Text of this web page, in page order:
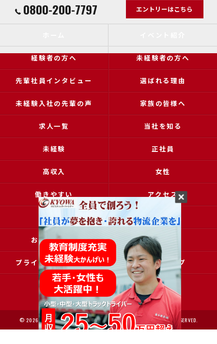
0800-200-7797 エントリーはこちら
経験者の方へ 未経験者の方へ
先輩社員インタビュー 選ばれる理由
未経験入社の先輩の声 家族の皆様へ
求人一覧 当社を知る
未経験 正社員
高収入 女性
働きやすい アクセス
ブログ コラム
お問い合わせ 採用申込
プライバシーポリシー サイトマップ
© 2026 大阪で運送の求人なら協和運送株式会社 ALL RIGHTS RESERVED.